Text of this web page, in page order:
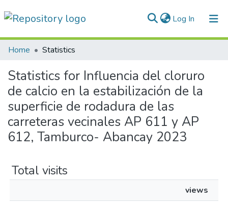
Log In (current)
Communities & Collections
All of DSpace
Normativas
Home Statistics
Statistics for Influencia del cloruro
de calcio en la estabilización de la
superficie de rodadura de las
carreteras vecinales AP 611 y AP
612, Tamburco- Abancay 2023
Total visits
views